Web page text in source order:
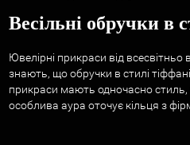
Весільні обручки в
Ювелірні прикраси від всесвітньо
знають, що обручки в стилі тіффані
прикраси мають одночасно стиль,
особлива аура оточує кільця з